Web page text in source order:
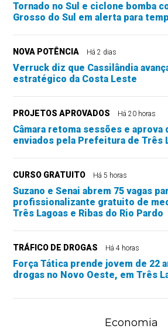
Tornado no Sul e ciclone bomba
Grosso do Sul em alerta para
NOVA POTÊNCIA Há 2 dias
Verruck diz que Cassilândia
estratégico da Costa Leste
PROJETOS APROVADOS Há 20 horas
Câmara retoma sessões e
enviados pela Prefeitura de Três
CURSO GRATUITO Há 5 horas
Suzano e Senai abrem 75 vagas
profissionalizante gratuito de
Três Lagoas e Ribas do Rio Pardo
TRÁFICO DE DROGAS Há 4 horas
Força Tática prende jovem de 22
drogas no Novo Oeste, em Três
Economia